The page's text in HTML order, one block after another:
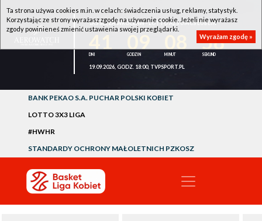
1KS ŚLĘZA WROCŁAW - LOTTO AZS UMCS LUBLIN
58
19.09.2026, GODZ. 18:00, TVPSPORT.PL
BANK PEKAO S.A. PUCHAR POLSKI KOBIET
LOTTO 3X3 LIGA
#HWHR
STANDARDY OCHRONY MAŁOLETNICH PZKOSZ
Ta strona używa cookies m.in. w celach: świadczenia usług, reklamy, statystyk.
Korzystając ze strony wyrażasz zgodę na używanie cookie. Jeżeli nie wyrażasz
zgody powinieneś zmienić ustawienia swojej przeglądarki.
Wyrażam zgodę »